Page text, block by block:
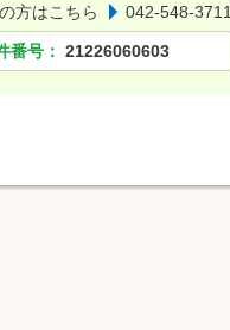
方はこちら 042-548-3711
番号： 21226060603